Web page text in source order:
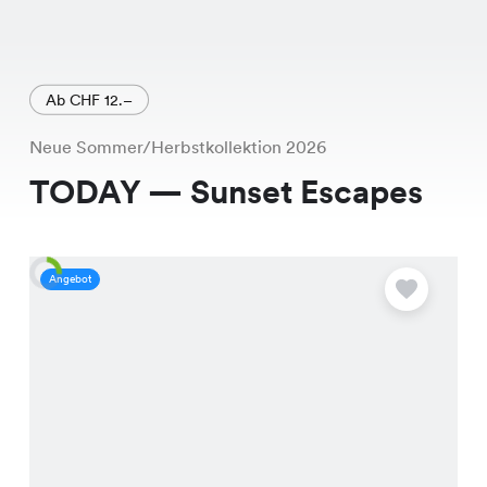
Ab CHF 12.–
Neue Sommer/Herbstkollektion 2026
TODAY — Sunset Escapes
Angebot